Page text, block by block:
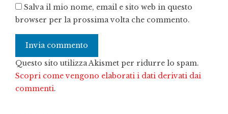
Salva il mio nome, email e sito web in questo
browser per la prossima volta che commento.
Questo sito utilizza Akismet per ridurre lo spam.
Scopri come vengono elaborati i dati derivati dai
commenti.